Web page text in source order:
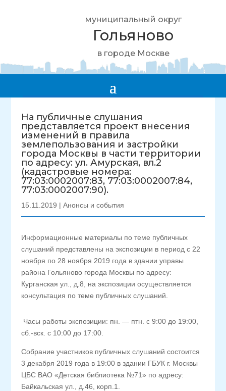
муниципальный округ
Гольяново
в городе Москве
На публичные слушания
представляется проект внесения
изменений в правила
землепользования и застройки
города Москвы в части территории
по адресу: ул. Амурская, вл.2
(кадастровые номера:
77:03:0002007:83, 77:03:0002007:84,
77:03:0002007:90).
15.11.2019 |Анонсы и события
Информационные материалы по теме публичных
слушаний представлены на экспозиции в период с 22
ноября по 28 ноября 2019 года в здании управы
района Гольяново города Москвы по адресу:
Курганская ул., д.8, на экспозиции осуществляется
консультация по теме публичных слушаний.
Часы работы экспозиции: пн. — птн. с 9:00 до 19:00,
сб.-вск. с 10:00 до 17:00.
Собрание участников публичных слушаний состоится
3 декабря 2019 года в 19:00 в здании ГБУК г. Москвы
ЦБС ВАО «Детская библиотека №71» по адресу:
Байкальская ул., д.46, корп.1.